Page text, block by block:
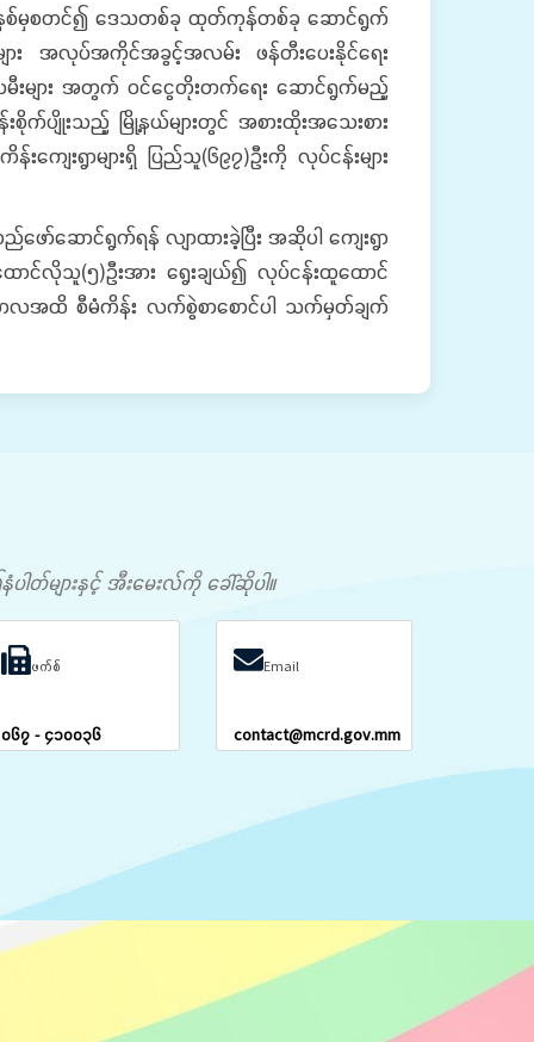
ဍာနှစ်မှစတင်၍ ဒေသတစ်ခု ထုတ်ကုန်တစ်ခု ဆောင်ရွက်
ျား အလုပ်အကိုင်အခွင့်အလမ်း ဖန်တီးပေးနိုင်ရေး
သမီးများ အတွက် ဝင်ငွေတိုးတက်ရေး ဆောင်ရွက်မည့်
က်ပျိုးသည့် မြို့နယ်များတွင် အစားထိုးအသေးစား
ေးရွာများရှိ ပြည်သူ(၆၉၇)ဦးကို လုပ်ငန်းများ
ဆောင်ရွက်ရန် လျာထားခဲ့ပြီး အဆိုပါ ကျေးရွာ
ောင်လိုသူ(၅)ဦးအား ရွေးချယ်၍ လုပ်ငန်းထူထောင်
ာလအထိ စီမံကိန်း လက်စွဲစာစောင်ပါ သက်မှတ်ချက်
တ်များနှင့် အီးမေးလ်ကို ခေါ်ဆိုပါ။
ဖက်စ်
၀၆၇ - ၄၁၀၀၃၆
Email
contact@mcrd.gov.mm